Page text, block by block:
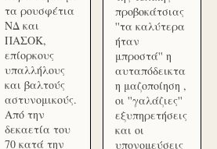
τα ρουσφέτια
ΝΔ και
ΠΑΣΟΚ,
επίορκους
υπαλλήλους
και βαλτούς
αστυνομικούς.
Από την
δεκαετία του
70 κατά την
προβοκάτσιας
''τα καλύτερα
ήταν
μπροστά'' η
αυταπόδεικτα
η μαζοποίηση ,
οι ''γαλάζιες''
εξυπηρετήσεις
και οι
υπονομεύσεις